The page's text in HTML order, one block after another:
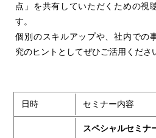
点」を共有していただくための視
す。
個別のスキルアップや、社内での
究のヒントとしてぜひご活用くださ
日時 セミナー内容
スペシャルセミナ